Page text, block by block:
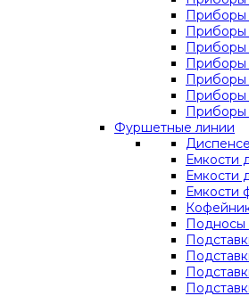
Приборы
Приборы
Приборы
Приборы
Приборы
Приборы
Приборы
Фуршетные линии
Емкости
Емкости
Емкости
Подносы